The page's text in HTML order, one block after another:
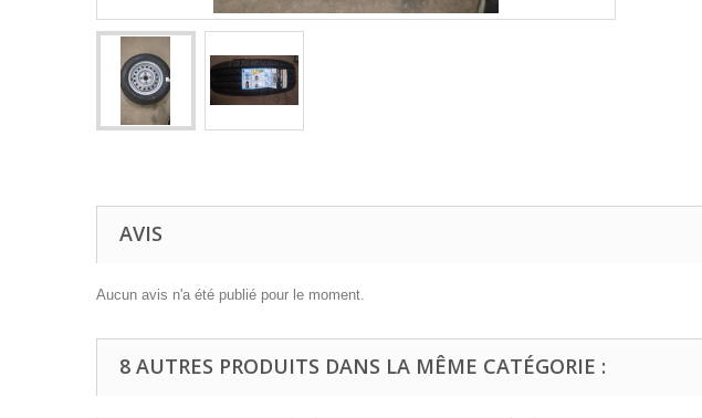
AVIS
Aucun avis n'a été publié pour le moment.
8 AUTRES PRODUITS DANS LA MÊME CATÉGORIE :